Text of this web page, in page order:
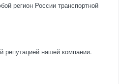
регион России транспортной
репутацией нашей компании.